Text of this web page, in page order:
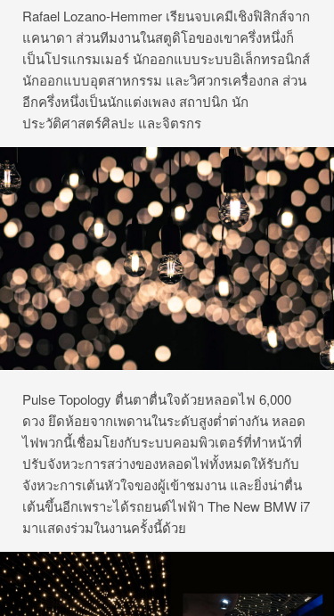
Rafael Lozano-Hemmer เรียนจบเคมีเชิงฟิสิกส์จาก
แคนาดา ส่วนทีมงานในสตูดิโอของเขาครึ่งหนึ่งก็
เป็นโปรแกรมเมอร์ นักออกแบบระบบอิเล็กทรอนิกส์
นักออกแบบอุตสาหกรรม และวิศวกรเครื่องกล ส่วน
อีกครึ่งหนึ่งเป็นนักแต่งเพลง สถาปนิก นัก
ประวัติศาสตร์ศิลปะ และจิตรกร
Pulse Topology ตื่นตาตื่นใจด้วยหลอดไฟ 6,000
ดวง ยึดห้อยจากเพดานในระดับสูงต่ำต่างกัน หลอด
ไฟพวกนี้เชื่อมโยงกับระบบคอมพิวเตอร์ที่ทำหน้าที่
ปรับจังหวะการสว่างของหลอดไฟทั้งหมดให้รับกับ
จังหวะการเต้นหัวใจของผู้เข้าชมงาน และยิ่งน่าตื่น
เต้นขึ้นอีกเพราะได้รถยนต์ไฟฟ้า The New BMW i7
มาแสดงร่วมในงานครั้งนี้ด้วย